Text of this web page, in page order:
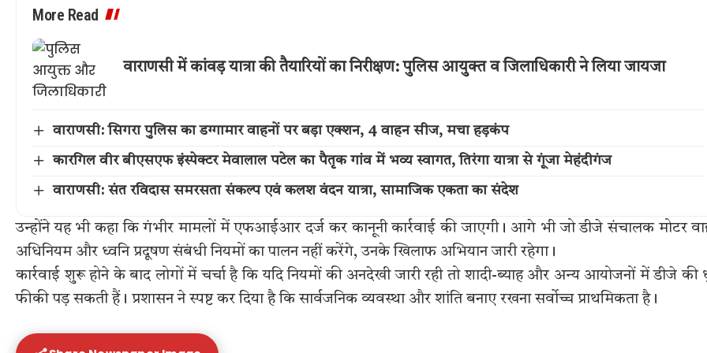
More Read
वाराणसी में कांवड़ यात्रा की तैयारियों का निरीक्षण: पुलिस आयुक्त व जिलाधिकारी ने लिया जायजा
वाराणसी: सिगरा पुलिस का डग्गामार वाहनों पर बड़ा एक्शन, 4 वाहन सीज, मचा हड़कंप
कारगिल वीर बीएसएफ इंस्पेक्टर मेवालाल पटेल का पैतृक गांव में भव्य स्वागत, तिरंगा यात्रा से गूंजा मेहंदीगंज
वाराणसी: संत रविदास समरसता संकल्प एवं कलश वंदन यात्रा, सामाजिक एकता का संदेश
उन्होंने यह भी कहा कि गंभीर मामलों में एफआईआर दर्ज कर कानूनी कार्रवाई की जाएगी। आगे भी जो डीजे संचालक मोटर
अधिनियम और ध्वनि प्रदूषण संबंधी नियमों का पालन नहीं करेंगे, उनके खिलाफ अभियान जारी रहेगा।
कार्रवाई शुरू होने के बाद लोगों में चर्चा है कि यदि नियमों की अनदेखी जारी रही तो शादी-ब्याह और अन्य आयोजनों में डीजे की
फीकी पड़ सकती हैं। प्रशासन ने स्पष्ट कर दिया है कि सार्वजनिक व्यवस्था और शांति बनाए रखना सर्वोच्च प्राथमिकता है।